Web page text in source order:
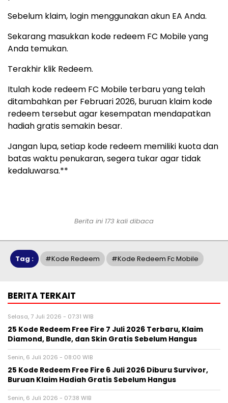
Sebelum klaim, login menggunakan akun EA Anda.
Sekarang masukkan kode redeem FC Mobile yang
Anda temukan.
Terakhir klik Redeem.
Itulah kode redeem FC Mobile terbaru yang telah
ditambahkan per Februari 2026, buruan klaim kode
redeem tersebut agar kesempatan mendapatkan
hadiah gratis semakin besar.
Jangan lupa, setiap kode redeem memiliki kuota dan
batas waktu penukaran, segera tukar agar tidak
kedaluwarsa.**
Berita ini 173 kali dibaca
Tag : #kode Redeem #kode Redeem Fc Mobile
BERITA TERKAIT
Selasa, 7 Juli 2026 - 07:31 WIB
25 Kode Redeem Free Fire 7 Juli 2026 Terbaru, Klaim
Diamond, Bundle, dan Skin Gratis Sebelum Hangus
Senin, 6 Juli 2026 - 08:00 WIB
25 Kode Redeem Free Fire 6 Juli 2026 Diburu Survivor,
Buruan Klaim Hadiah Gratis Sebelum Hangus
Senin, 6 Juli 2026 - 07:38 WIB